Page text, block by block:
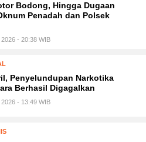
Bodong, Hingga Dugaan
Penadah dan Polsek
- 20:38 WIB
Penyelundupan Narkotika
Berhasil Digagalkan
- 13:49 WIB